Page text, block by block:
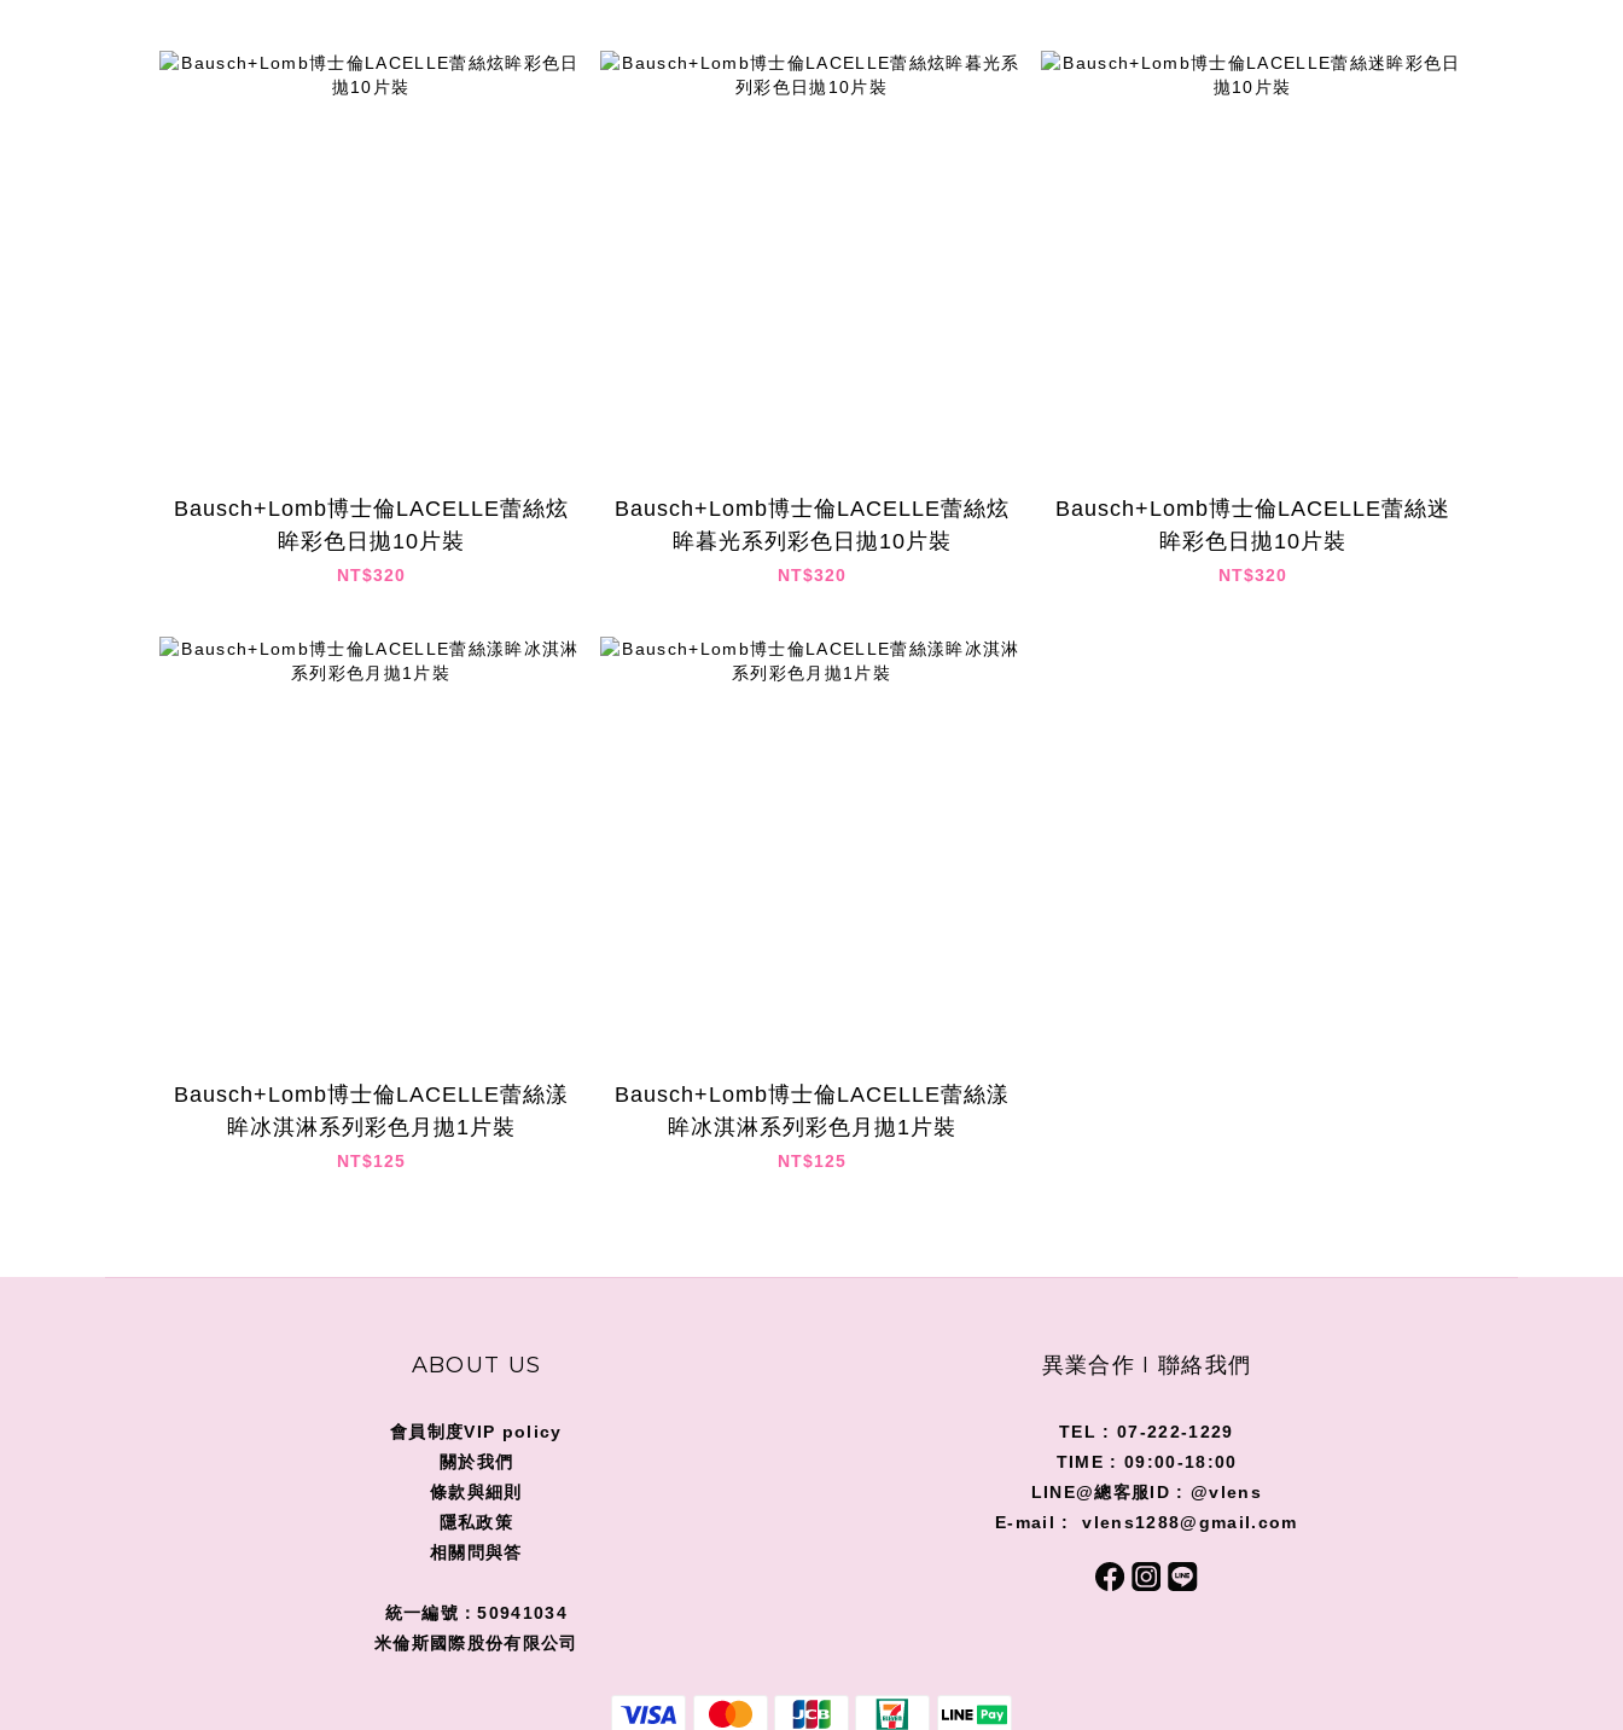
Bausch+Lomb博士倫LACELLE蕾絲炫
眸彩色日拋10片裝
NT$320
Bausch+Lomb博士倫LACELLE蕾絲炫
眸暮光系列彩色日拋10片裝
NT$320
Bausch+Lomb博士倫LACELLE蕾絲迷
眸彩色日拋10片裝
NT$320
Bausch+Lomb博士倫LACELLE蕾絲漾
眸冰淇淋系列彩色月拋1片裝
NT$125
Bausch+Lomb博士倫LACELLE蕾絲漾
眸冰淇淋系列彩色月拋1片裝
NT$125
ABOUT US
會員制度VIP policy
關於我們
條款與細則
隱私政策
相關問與答
統一編號：50941034
米倫斯國際股份有限公司
異業合作 I 聯絡我們
TEL : 07-222-1229
TIME : 09:00-18:00
LINE@總客服ID : @vlens
E-mail : vlens1288@gmail.com